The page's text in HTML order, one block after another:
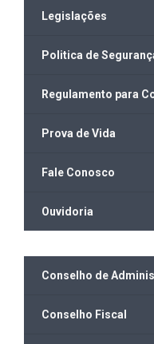
Legislações
Politica de
Regulamento para
Prova de Vida
Fale Conosco
Ouvidoria
Conselho de
Conselho Fiscal